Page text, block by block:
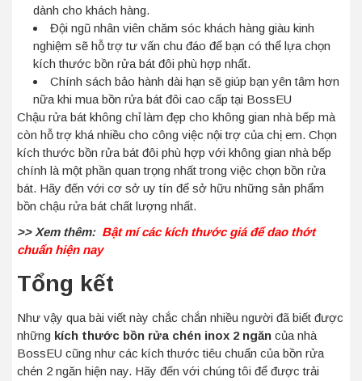
dành cho khách hàng.
Đội ngũ nhân viên chăm sóc khách hàng giàu kinh
nghiệm sẽ hỗ trợ tư vấn chu đáo để bạn có thể lựa chọn
kích thước bồn rửa bát đôi phù hợp nhất.
Chính sách bảo hành dài hạn sẽ giúp bạn yên tâm hơn
nữa khi mua bồn rửa bát đôi cao cấp tại BossEU
Chậu rửa bát không chỉ làm đẹp cho không gian nhà bếp mà
còn hỗ trợ khá nhiều cho công việc nội trợ của chị em. Chọn
kích thước bồn rửa bát đôi phù hợp với không gian nhà bếp
chính là một phần quan trọng nhất trong việc chọn bồn rửa
bát. Hãy đến với cơ sở uy tín để sở hữu những sản phẩm
bồn chậu rửa bát chất lượng nhất.
>> Xem thêm: Bật mí các kích thước giá để dao thớt
chuẩn hiện nay
Tổng kết
Như vậy qua bài viết này chắc chắn nhiều người đã biết được
những kích thước bồn rửa chén inox 2 ngăn của nhà
BossEU cũng như các kích thước tiêu chuẩn của bồn rửa
chén 2 ngăn hiện nay. Hãy đến với chúng tôi để được trải